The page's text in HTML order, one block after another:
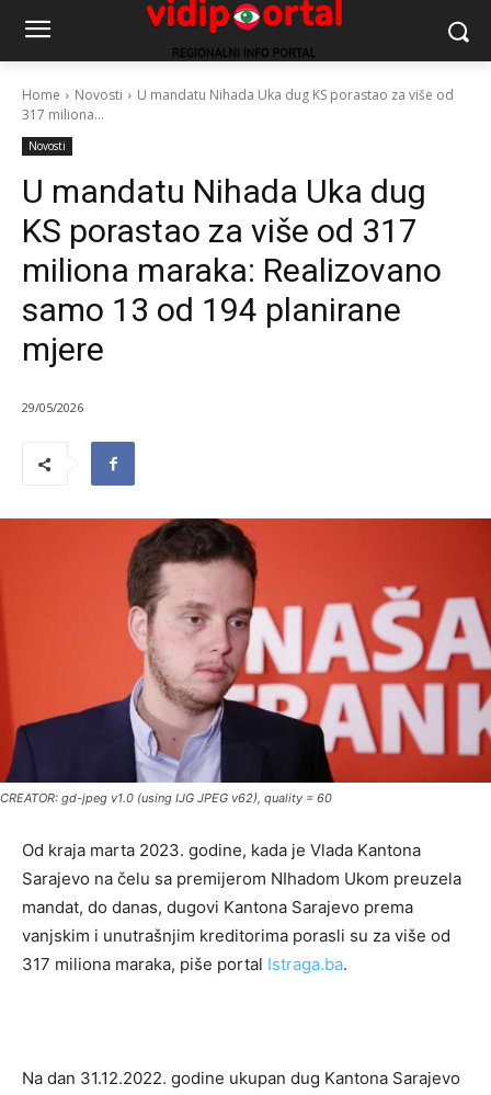
Home Novosti
U mandatu Nihada Uka dug KS porastao za više od
317 miliona...
Novosti
U mandatu Nihada Uka dug
KS porastao za više od 317
miliona maraka: Realizovano
samo 13 od 194 planirane
mjere
29/05/2026
CREATOR: gd-jpeg v1.0 (using IJG JPEG v62), quality = 60
Od kraja marta 2023. godine, kada je Vlada Kantona
Sarajevo na čelu sa premijerom NIhadom Ukom preuzela
mandat, do danas, dugovi Kantona Sarajevo prema
vanjskim i unutrašnjim kreditorima porasli su za više od
317 miliona maraka, piše portal Istraga.ba.
Na dan 31.12.2022. godine ukupan dug Kantona Sarajevo